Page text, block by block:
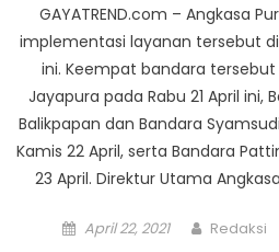
GAYATREND.com – Angkasa
implementasi layanan tersebut
ini. Keempat bandara
Jayapura pada Rabu 21 April ini,
Balikpapan dan Bandara
Kamis 22 April, serta Bandara
23 April. Direktur Utama
Posted
April 22, 2021 Author
Redaksi